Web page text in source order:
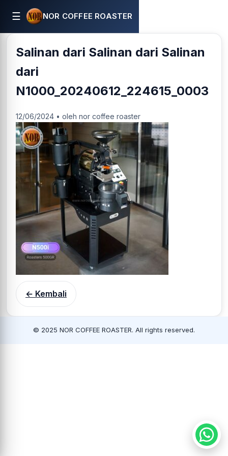
☰ NOR COFFEE ROASTER
Salinan dari Salinan dari Salinan
dari
N1000_20240612_224615_0003
12/06/2024 • oleh nor coffee roaster
← Kembali
© 2025 NOR COFFEE ROASTER. All rights reserved.